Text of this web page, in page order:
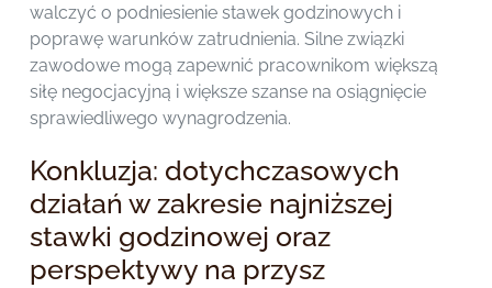
walczyć o podniesienie stawek godzinowych i
poprawę warunków zatrudnienia. Silne związki
zawodowe mogą zapewnić pracownikom większą
siłę negocjacyjną i większe szanse na osiągnięcie
sprawiedliwego wynagrodzenia.
Konkluzja: dotychczasowych
działań w zakresie najniższej
stawki godzinowej oraz
perspektywy na przysz